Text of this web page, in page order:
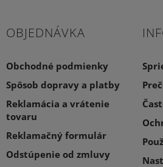
OBJEDNÁVKA
Obchodné podmienky
Spôsob dopravy a platby
Reklamácia a vrátenie
tovaru
Reklamačný formulár
Odstúpenie od zmluvy